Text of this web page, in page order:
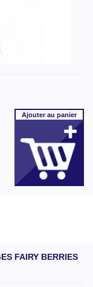
Ajouterau panier
FAIRY BERRIES